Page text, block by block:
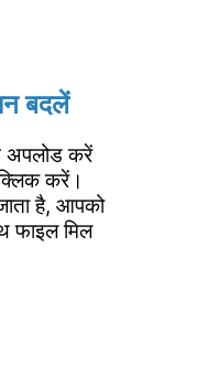
बदलें
अपलोड करें
करें।
है, आपको
फाइल मिल